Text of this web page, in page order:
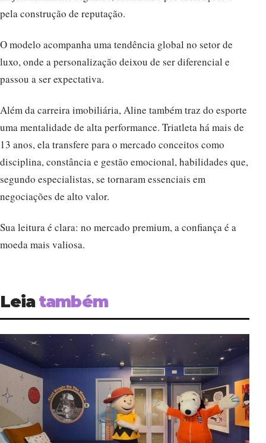
pela construção de reputação.
O modelo acompanha uma tendência global no setor de
luxo, onde a personalização deixou de ser diferencial e
passou a ser expectativa.
Além da carreira imobiliária, Aline também traz do esporte
uma mentalidade de alta performance. Triatleta há mais de
13 anos, ela transfere para o mercado conceitos como
disciplina, constância e gestão emocional, habilidades que,
segundo especialistas, se tornaram essenciais em
negociações de alto valor.
Sua leitura é clara: no mercado premium, a confiança é a
moeda mais valiosa.
Leiatambém